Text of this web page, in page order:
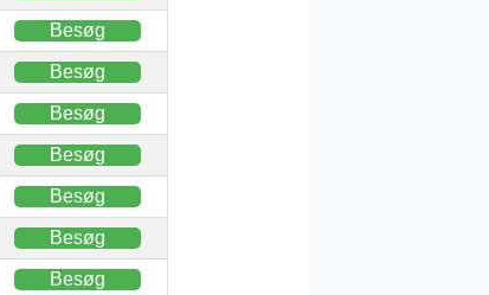
Besøg
Besøg
Besøg
Besøg
Besøg
Besøg
Besøg